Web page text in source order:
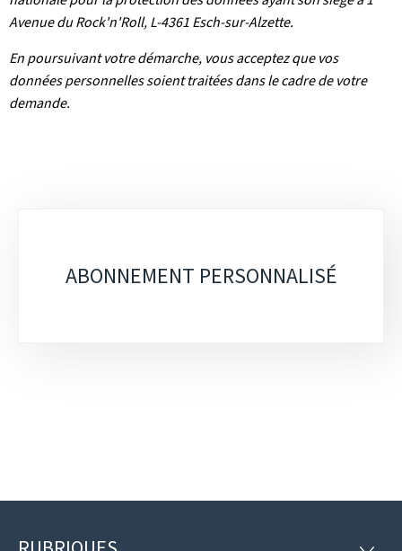
Avenue du Rock'n'Roll, L-4361 Esch-sur-Alzette.
En poursuivant votre démarche, vous acceptez que vos
données personnelles soient traitées dans le cadre de votre
demande.
rubriquesABONNEMENT PERSONNALISÉ